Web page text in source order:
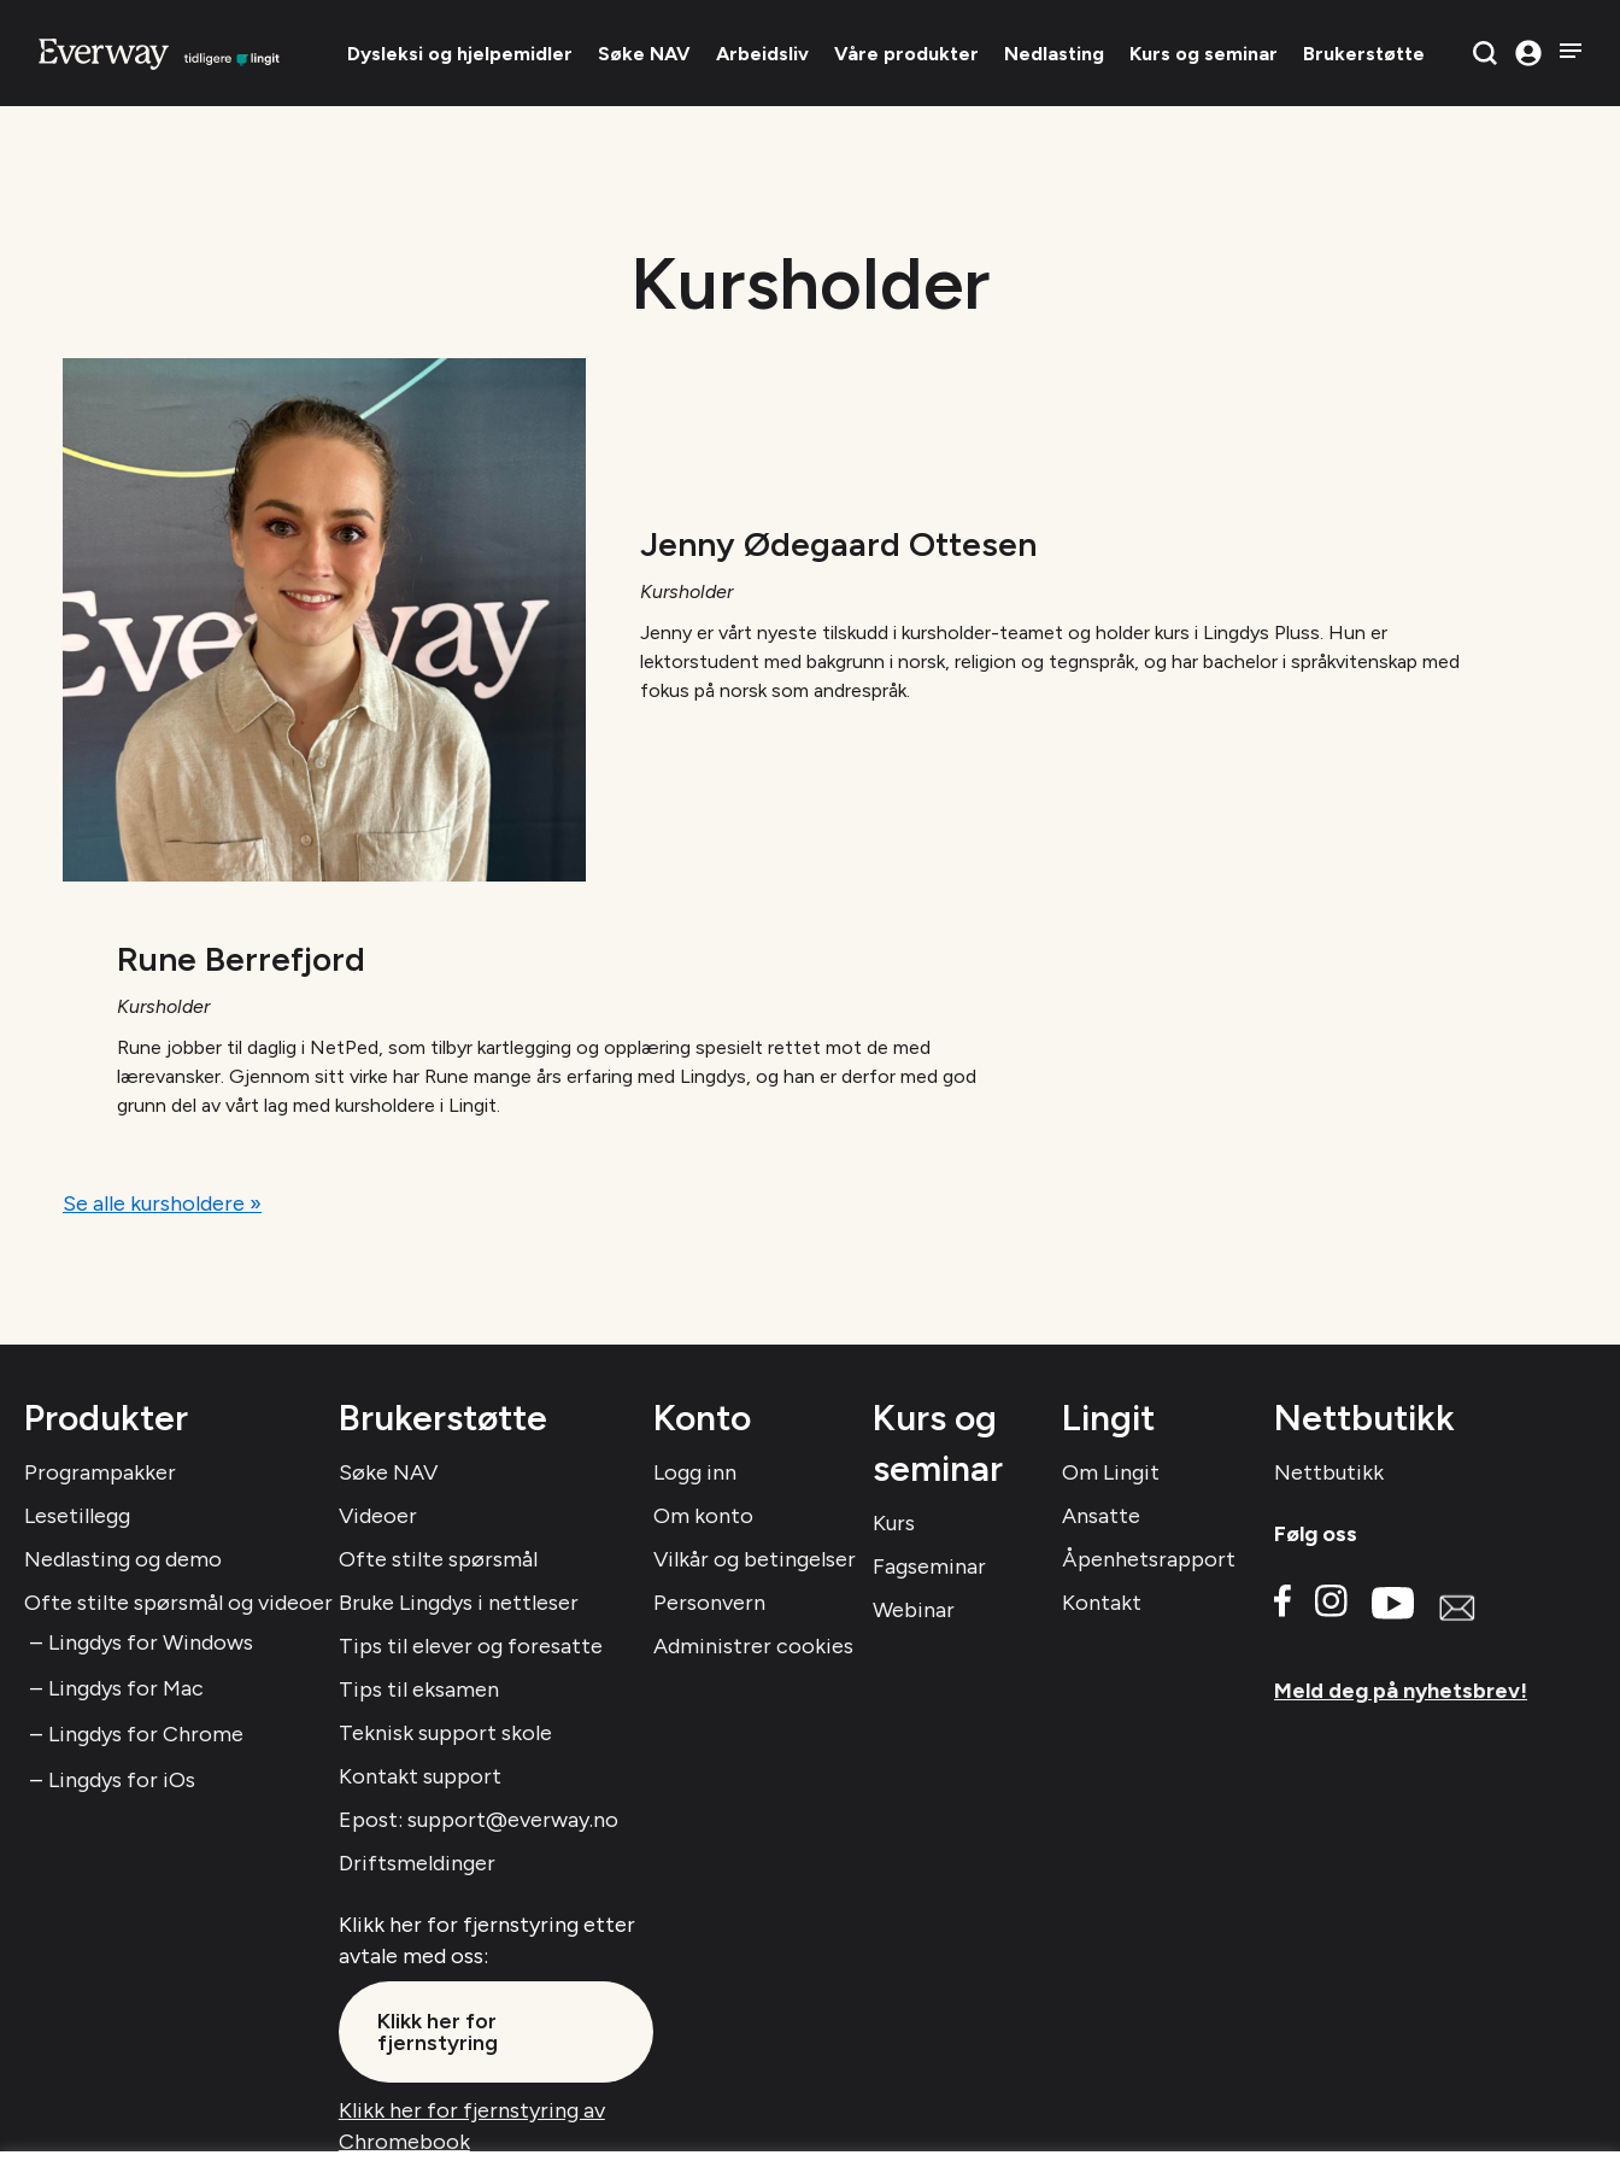
Dysleksi og hjelpemidler Søke NAV Arbeidsliv Våre produkter Nedlasting Kurs og seminar Brukerstøtte
Kursholder
Jenny Ødegaard Ottesen
Kursholder
Jenny er vårt nyeste tilskudd i kursholder-teamet og holder kurs i Lingdys Pluss. Hun er
lektorstudent med bakgrunn i norsk, religion og tegnspråk, og har bachelor i språkvitenskap med
fokus på norsk som andrespråk.
Rune Berrefjord
Kursholder
Rune jobber til daglig i NetPed, som tilbyr kartlegging og opplæring spesielt rettet mot de med
lærevansker. Gjennom sitt virke har Rune mange års erfaring med Lingdys, og han er derfor med god
grunn del av vårt lag med kursholdere i Lingit.
Se alle kursholdere »
Produkter
Programpakker
Lesetillegg
Nedlasting og demo
Ofte stilte spørsmål og videoer
Lingdys for Windows
Lingdys for Mac
Lingdys for Chrome
Lingdys for iOs
Brukerstøtte
Søke NAV
Videoer
Ofte stilte spørsmål
Bruke Lingdys i nettleser
Tips til elever og foresatte
Tips til eksamen
Teknisk support skole
Kontakt support
Epost: support@everway.no
Driftsmeldinger
Klikk her for fjernstyring etter
avtale med oss:
Klikk her for
fjernstyring
Klikk her for fjernstyring av
Chromebook
Konto
Logg inn
Om konto
Vilkår og betingelser
Personvern
Administrer cookies
Kurs og
seminar
Kurs
Fagseminar
Webinar
Lingit
Om Lingit
Ansatte
Åpenhetsrapport
Kontakt
Nettbutikk
Nettbutikk
Følg oss
Meld deg på nyhetsbrev!